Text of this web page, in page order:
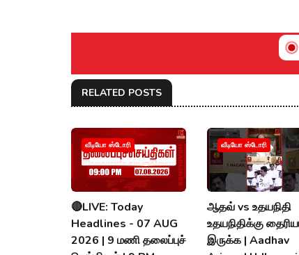
RELATED POSTS
வீடியோ ஸ்டோரி
🔴LIVE: Today
Headlines - 07 AUG
2026 | 9 மணி தலைப்புச்
வீடியோ ஸ்டோரி
ஆதவ் vs உதயநிதி
உதயநிதிக்கு
இருக்க | Aadhav